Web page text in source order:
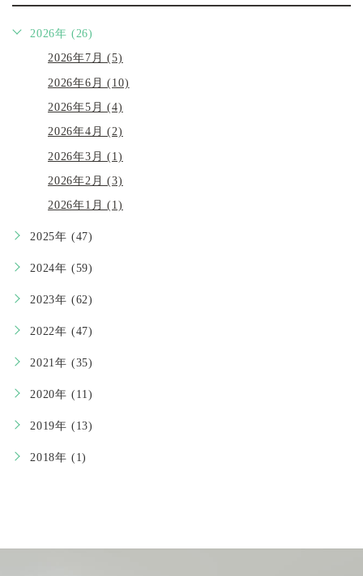
2026年 (26)
2026年7月 (5)
2026年6月 (10)
2026年5月 (4)
2026年4月 (2)
2026年3月 (1)
2026年2月 (3)
2026年1月 (1)
2025年 (47)
2024年 (59)
2023年 (62)
2022年 (47)
2021年 (35)
2020年 (11)
2019年 (13)
2018年 (1)